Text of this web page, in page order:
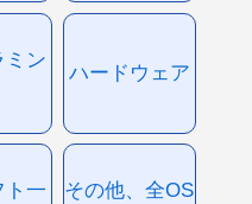
ミン
ハードウェア
ト一
その他、全OS